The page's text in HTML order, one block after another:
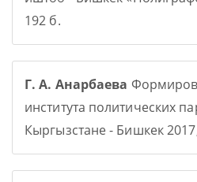
192 б.
Г. А. Анарбаева
института политических
Кыргызстане - Бишкек